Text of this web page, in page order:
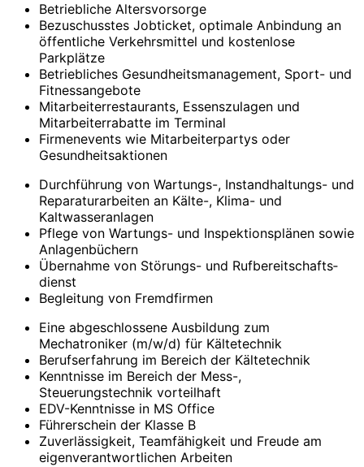
Betriebliche Altersvorsorge
Bezuschusstes Jobticket, optimale Anbindung an
öffentliche Verkehrsmittel und kostenlose
Parkplätze
Betriebliches Gesundheitsmanagement, Sport- und
Fitnessangebote
Mitarbeiterrestaurants, Essenszulagen und
Mitarbeiterrabatte im Terminal
Firmenevents wie Mitarbeiterpartys oder
Gesundheitsaktionen
Durchführung von Wartungs-, Instandhaltungs- und
Reparatur­arbeiten an Kälte-, Klima- und
Kaltwasseranlagen
Pflege von Wartungs- und Inspektionsplänen sowie
Anlagenbüchern
Übernahme von Störungs- und Rufbereitschafts­
dienst
Begleitung von Fremdfirmen
Eine abgeschlossene Ausbildung zum
Mechatroniker (m/w/d) für Kältetechnik
Berufserfahrung im Bereich der Kältetechnik
Kenntnisse im Bereich der Mess-,
Steuerungstechnik vorteilhaft
EDV-Kenntnisse in MS Office
Führerschein der Klasse B
Zuverlässigkeit, Teamfähigkeit und Freude am
eigenverantwortlichen Arbeiten